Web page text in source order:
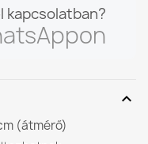
kapcsolatban?
expand_more
(átmérő)